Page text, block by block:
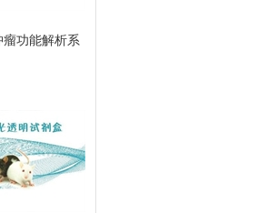
功能解析系